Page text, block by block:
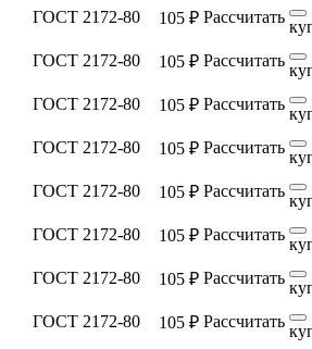
ГОСТ 2172-80 105 ₽ Рассчитать
ГОСТ 2172-80 105 ₽ Рассчитать
ГОСТ 2172-80 105 ₽ Рассчитать
ГОСТ 2172-80 105 ₽ Рассчитать
ГОСТ 2172-80 105 ₽ Рассчитать
ГОСТ 2172-80 105 ₽ Рассчитать
ГОСТ 2172-80 105 ₽ Рассчитать
ГОСТ 2172-80 105 ₽ Рассчитать